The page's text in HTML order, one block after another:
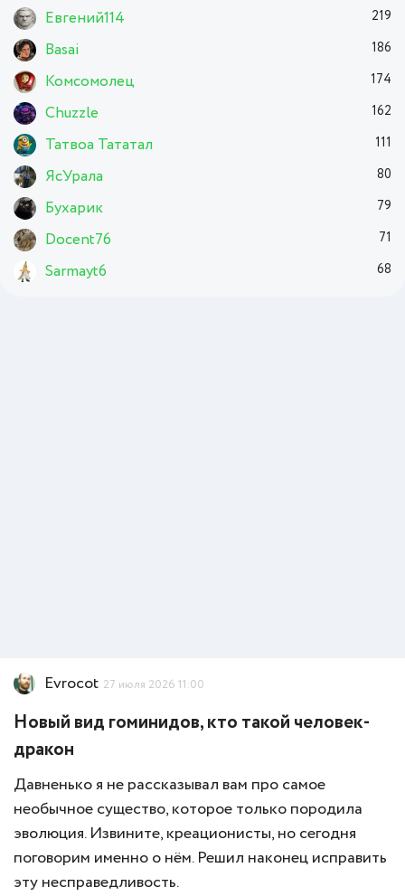
Евгений114 219
Basai 186
Комсомолец 174
Chuzzle 162
Татвоа Тататал 111
ЯсУрала 80
Бухарик 79
Docent76 71
Sarmayt6 68
Evrocot 27 июля 2026 11:00
Новый вид гоминидов, кто такой человек-
дракон
Давненько я не рассказывал вам про самое
необычное существо, которое только породила
эволюция. Извините, креационисты, но сегодня
поговорим именно о нём. Решил наконец исправить
эту несправедливость.